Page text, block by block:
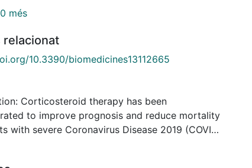
més
relacionat
10.3390/biomedicines13112665
Corticosteroid therapy has been
to improve prognosis and reduce mortality
with severe Coronavirus Disease 2019 (COVID-
by attenuating the exaggerated inflammatory